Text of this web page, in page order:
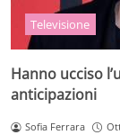
Televisione
Hanno ucciso
anticipazioni
Sofia Ferrara